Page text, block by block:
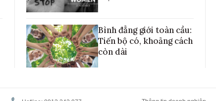
Bình đẳng giới toàn cầu:
Tiến bộ có, khoảng cách
còn dài